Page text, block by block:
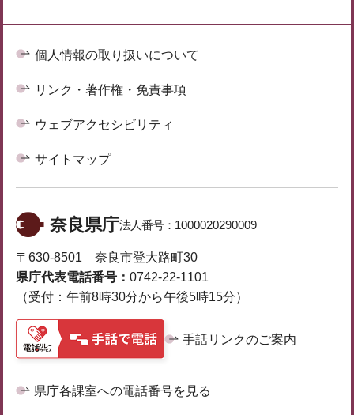
個人情報の取り扱いについて
リンク・著作権・免責事項
ウェブアクセシビリティ
サイトマップ
奈良県庁法人番号： 1000020290009
〒630-8501 奈良市登大路町30
県庁代表電話番号： 0742-22-1101
（受付：午前8時30分から午後5時15分）
手話リンクのご案内
県庁各課室への電話番号を見る